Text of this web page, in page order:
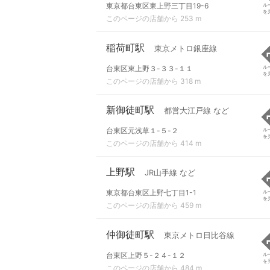
東京都台東区東上野三丁目19-6
このページの店舗から 253 m
ル
を
稲荷町駅 東京メトロ銀座線
台東区東上野３-３３-１１
このページの店舗から 318 m
ル
を
新御徒町駅 都営大江戸線 など
台東区元浅草１-５-２
このページの店舗から 414 m
ル
を
上野駅 JR山手線 など
東京都台東区上野七丁目1-1
このページの店舗から 459 m
ル
を
仲御徒町駅 東京メトロ日比谷線
台東区上野５-２４-１２
このページの店舗から 484 m
ル
を